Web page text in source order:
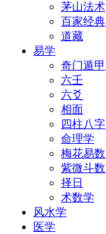
茅山法术
百家经典
道藏
易学
奇门遁甲
六壬
六爻
相面
四柱八字
命理学
梅花易数
紫微斗数
择日
术数学
风水学
医学